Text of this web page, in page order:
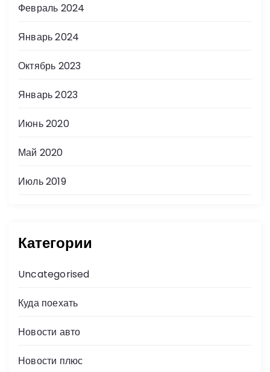
Февраль 2024
Январь 2024
Октябрь 2023
Январь 2023
Июнь 2020
Май 2020
Июль 2019
Категории
Uncategorised
Куда поехать
Новости авто
Новости плюс